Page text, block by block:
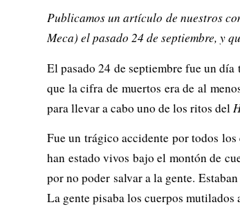
Publicamos un artículo de nuestros
Meca) el pasado 24 de septiembre, y
El pasado 24 de septiembre fue un
que la cifra de muertos era de al
para llevar a cabo uno de los ritos del
Fue un trágico accidente por todos
han estado vivos bajo el montón de
por no poder salvar a la gente.
La gente pisaba los cuerpos